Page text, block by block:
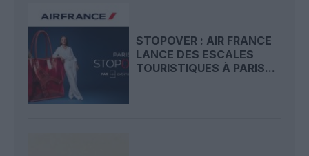
STOPOVER : AIR FRANCE
LANCE DES ESCALES
TOURISTIQUES À PARIS...